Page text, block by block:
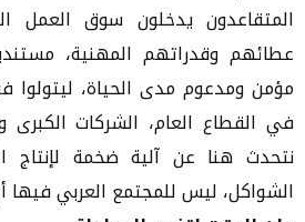
المتقاعدون يدخلون سوق
عطائهم وقدراتهم المهنية،
مؤمن ومدعوم مدى الحياة، ليتولوا
في القطاع العام، الشركات الكبرى
نتحدث هنا عن آلية ضخمة لإنتاج
الشواكل، ليس للمجتمع العربي فيها